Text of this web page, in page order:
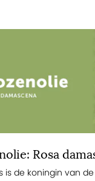
Rosa
is de koningin van